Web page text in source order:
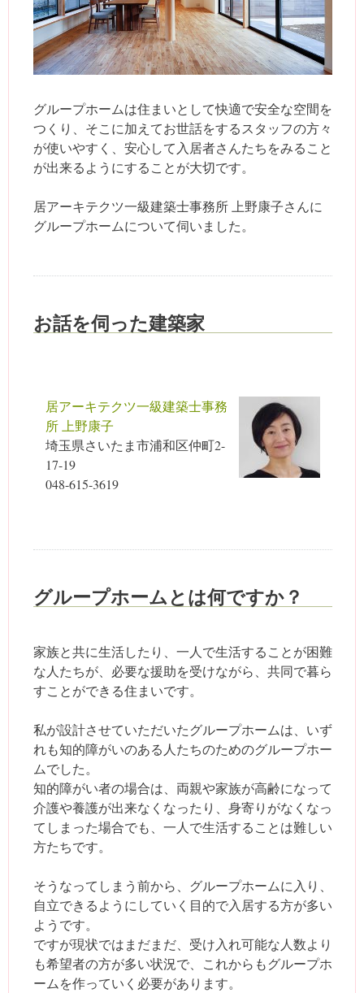
グループホームは住まいとして快適で安全な空間を
つくり、そこに加えてお世話をするスタッフの方々
が使いやすく、安心して入居者さんたちをみること
が出来るようにすることが大切です。
居アーキテクツ一級建築士事務所 上野康子さんに
グループホームについて伺いました。
お話を伺った建築家
居アーキテクツ一級建築士事務
所 上野康子
埼玉県さいたま市浦和区仲町2-
17-19
048-615-3619
グループホームとは何ですか？
家族と共に生活したり、一人で生活することが困難
な人たちが、必要な援助を受けながら、共同で暮ら
すことができる住まいです。
私が設計させていただいたグループホームは、いず
れも知的障がいのある人たちのためのグループホー
ムでした。
知的障がい者の場合は、両親や家族が高齢になって
介護や養護が出来なくなったり、身寄りがなくなっ
てしまった場合でも、一人で生活することは難しい
方たちです。
そうなってしまう前から、グループホームに入り、
自立できるようにしていく目的で入居する方が多い
ようです。
ですが現状ではまだまだ、受け入れ可能な人数より
も希望者の方が多い状況で、これからもグループホ
ームを作っていく必要があります。